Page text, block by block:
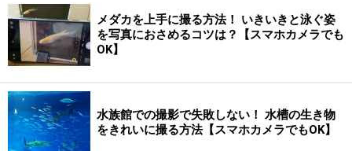
いときにはこのモードに設定します。撮影する状況にも
よりますが、比較的きれいに人物をフラッシュで照らし
て同時に夜景もきれいに撮ることができます。
ただシーンモードに頼っているだけでは、写り具合を細
かくコントロールしたいときに対応することができませ
ん。そこで、人物と夜景をきれいに撮影するときの原理
メダカを上手に撮る方法！ いきいきと泳ぐ姿
を写真におさめるコツは？【スマホカメラでも
OK】
水族館での撮影で失敗しない！ 水槽の生き物
をきれいに撮る方法【スマホカメラでもOK】